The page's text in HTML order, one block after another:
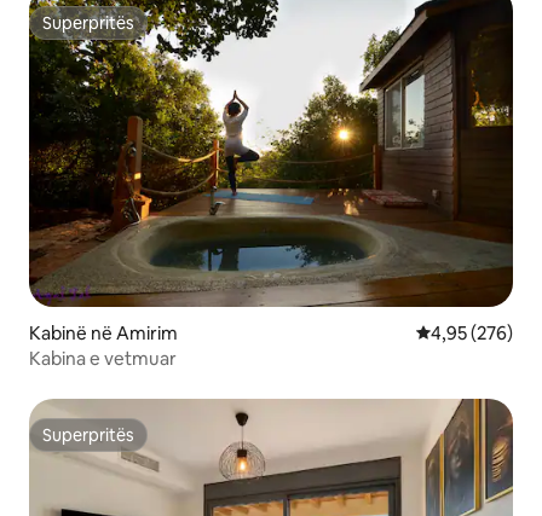
Superpritës
Superpritës
Kabinë në Amirim Vlerësimi
4,95 (276)
Kabina e vetmuar
Superpritës
Superpritës